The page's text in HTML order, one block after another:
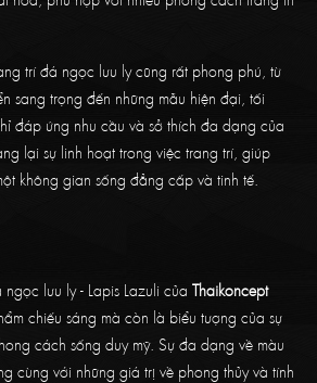
trí đá ngọc lưu ly cũng rất phong phú, từ
sang trọng đến những mẫu hiện đại, tối
đáp ứng nhu cầu và sở thích đa dạng của
lại sự linh hoạt trong việc trang trí, giúp
không gian sống đẳng cấp và tinh tế.
lưu ly - Lapis Lazuli của Thaikoncept
chiếu sáng mà còn là biểu tượng của sự
cách sống duy mỹ. Sự đa dạng về màu
cùng với những giá trị về phong thủy và tính